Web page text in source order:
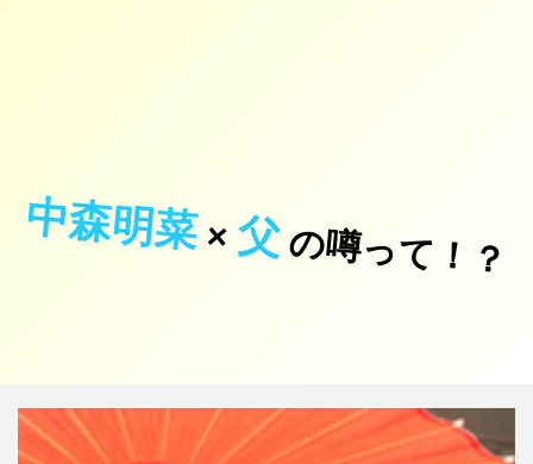
中森明菜×父の噂って！？